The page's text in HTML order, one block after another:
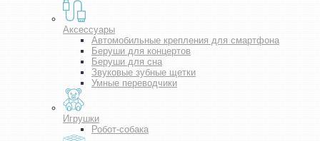
Аксессуары
Автомобильные крепления для смартфона
Беруши для концертов
Беруши для сна
Звуковые зубные щетки
Умные переводчики
Игрушки
Робот-собака